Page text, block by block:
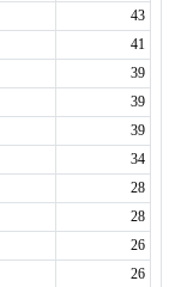
43
41
39
39
39
34
28
28
26
26